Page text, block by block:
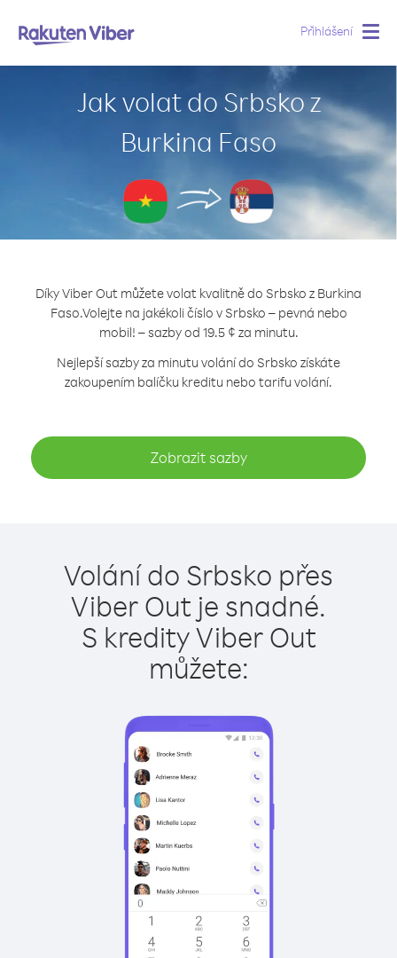
Přihlášení
Jak volat do Srbsko z
Burkina Faso
Díky Viber Out můžete volat kvalitně do Srbsko z Burkina
Faso.Volejte na jakékoli číslo v Srbsko – pevná nebo
mobil! – sazby od 19.5 ¢ za minutu.
Nejlepší sazby za minutu volání do Srbsko získáte
zakoupením balíčku kreditu nebo tarifu volání.
Zobrazit sazby
Volání do Srbsko přes
Viber Out je snadné.
S kredity Viber Out
můžete: